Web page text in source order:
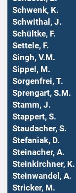
Schwenk, K.
Schwithal, J.
Schültke, F.
Settele, F.
Singh, V.M.
Sippel, M.
Sorgenfrei, T.
Sprengart, S.M.
Stamm, J.
Stappert, S.
Staudacher, S.
Stefaniak, D.
Steinacher, A.
Steinkirchner, K.
Steinwandel, A.
Stricker, M.